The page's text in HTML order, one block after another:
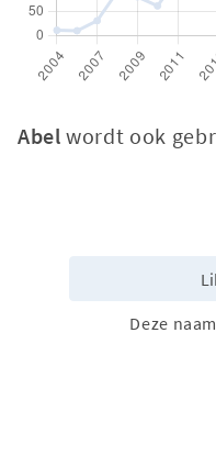
Abel wordt ook
Deze